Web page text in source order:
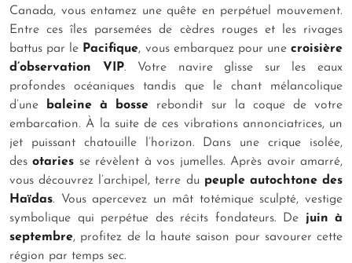
Canada, vous entamez une quête en perpétuel mouvement.
Entre ces îles parsemées de cèdres rouges et les rivages
battus par le Pacifique, vous embarquez pour une croisière
d’observation VIP. Votre navire glisse sur les eaux
profondes océaniques tandis que le chant mélancolique
d’une
baleine à bosse rebondit sur la coque de votre
embarcation. À la suite de ces vibrations annonciatrices, un
jet puissant chatouille l’horizon. Dans une crique isolée,
desotaries se révèlent à vos jumelles. Après avoir amarré,
vous découvrez l’archipel, terre du peuple autochtone des
Haïdas. Vous apercevez un mât totémique sculpté, vestige
symbolique qui perpétue des récits fondateurs. De juin à
septembre, profitez de la haute saison pour savourer cette
région par temps sec.